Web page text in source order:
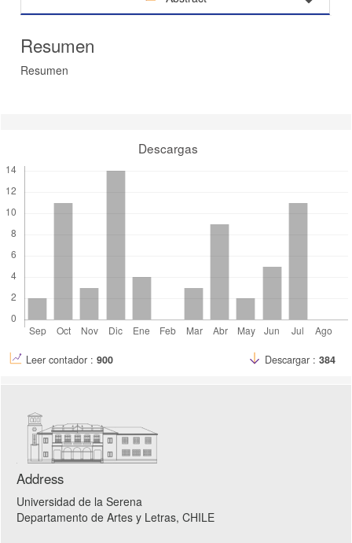
Resumen
Resumen
Descargas
Leer contador : 900 Descargar : 384
Address
Universidad de la Serena
Departamento de Artes y Letras, CHILE